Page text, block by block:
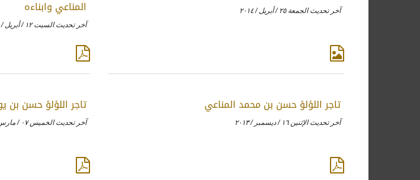
آخر تحديث الجمعة ٢٥ / أبريل / ٢٠١٤ المناعي وابناءه
آخر تحديث السبت ١٢ / أبريل / ٢٠١٤
تاجر اللؤلؤ حسن بن محمد المناعي
آخر تحديث الإثنين ١٦ / ديسمبر / ٢٠١٣
تاجر اللؤلؤ حسن بن
آخر تحديث الخميس ٠٧ / مارس / ٢٠١٣